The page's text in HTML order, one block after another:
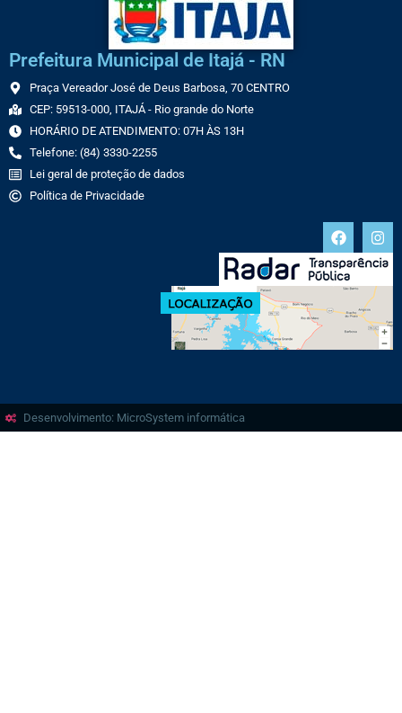
Prefeitura Municipal de Itajá - RN
Praça Vereador José de Deus Barbosa, 70 CENTRO
CEP: 59513-000, ITAJÁ - Rio grande do Norte
HORÁRIO DE ATENDIMENTO: 07H ÀS 13H
Telefone: (84) 3330-2255
Lei geral de proteção de dados
Política de Privacidade
Desenvolvimento: MicroSystem informática